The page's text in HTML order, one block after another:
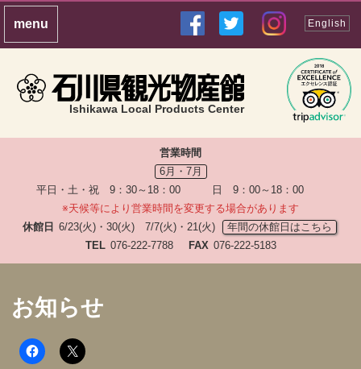
Ishikawa Local Products Center
English
営業時間
6月・7月
平日・土・祝 9：30～18：00 日 9：00～18：00
※天候等により営業時間を変更する場合があります
休館日 6/23(火)・30(火) 7/7(火)・21(火)
年間の休館日はこちら
TEL 076-222-7788 FAX 076-222-5183
お知らせ